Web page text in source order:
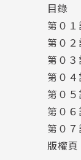
目錄
第０
第０２
第０
第０４
第０５
第０
第０７
版權頁